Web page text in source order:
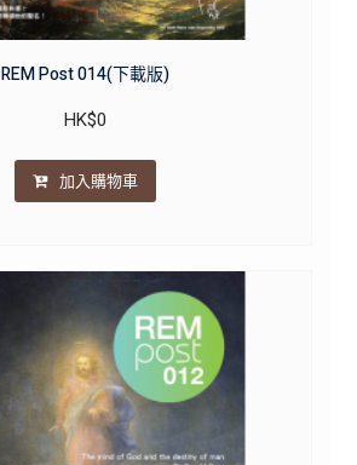
REM Post 014(下載版)
HK$0
加入購物車